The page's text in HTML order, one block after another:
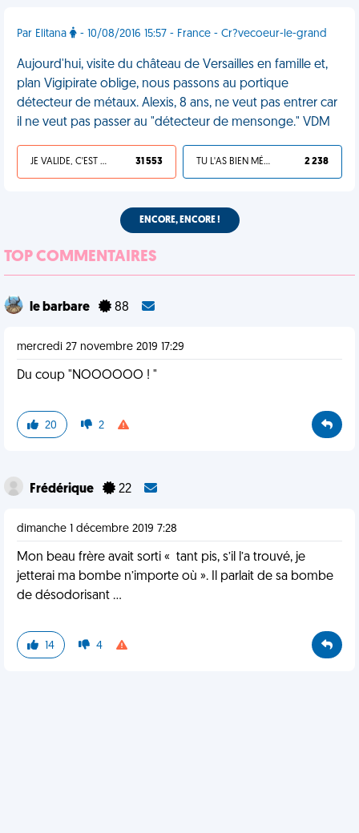
Par Elitana - 10/08/2016 15:57 - France - Cr?vecoeur-le-grand
Aujourd'hui, visite du château de Versailles en famille et,
plan Vigipirate oblige, nous passons au portique
détecteur de métaux. Alexis, 8 ans, ne veut pas entrer car
il ne veut pas passer au "détecteur de mensonge." VDM
JE VALIDE, C'EST UNE VDM 31 553 TU L'AS BIEN MÉRITÉ 2 238
ENCORE, ENCORE !
TOP COMMENTAIRES
le barbare 88
mercredi 27 novembre 2019 17:29
Du coup "NOOOOOO ! "
20 2
Frédérique 22
dimanche 1 décembre 2019 7:28
Mon beau frère avait sorti « tant pis, s’il l’a trouvé, je
jetterai ma bombe n’importe où ». Il parlait de sa bombe
de désodorisant ...
14 4